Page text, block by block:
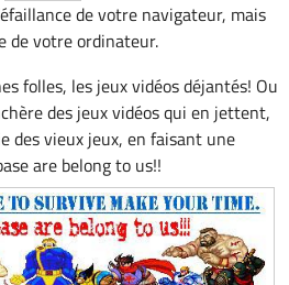
de votre navigateur, mais
de votre ordinateur.
folles, les jeux vidéos déjantés! Ou
des jeux vidéos qui en jettent,
des vieux jeux, en faisant une
are belong to us!!